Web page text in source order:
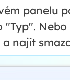
panelu
"Typ".
najít